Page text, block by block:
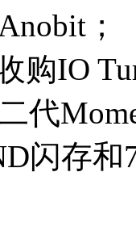
；
购IO
代
闪存和